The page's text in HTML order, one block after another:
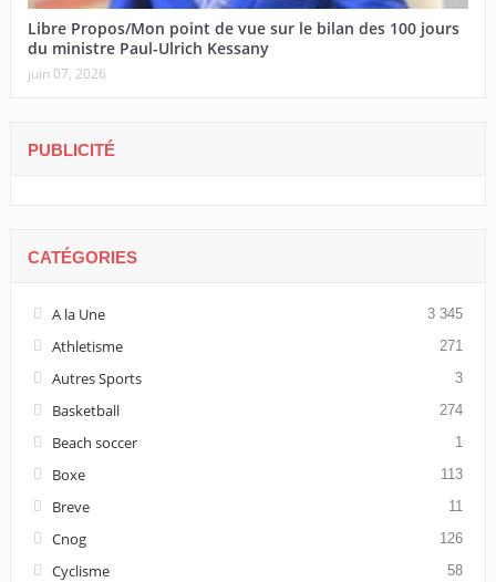
Libre Propos/Mon point de vue sur le bilan des 100 jours
du ministre Paul-Ulrich Kessany
juin 07, 2026
PUBLICITÉ
CATÉGORIES
A la Une 3 345
Athletisme 271
Autres Sports 3
Basketball 274
Beach soccer 1
Boxe 113
Breve 11
Cnog 126
Cyclisme 58